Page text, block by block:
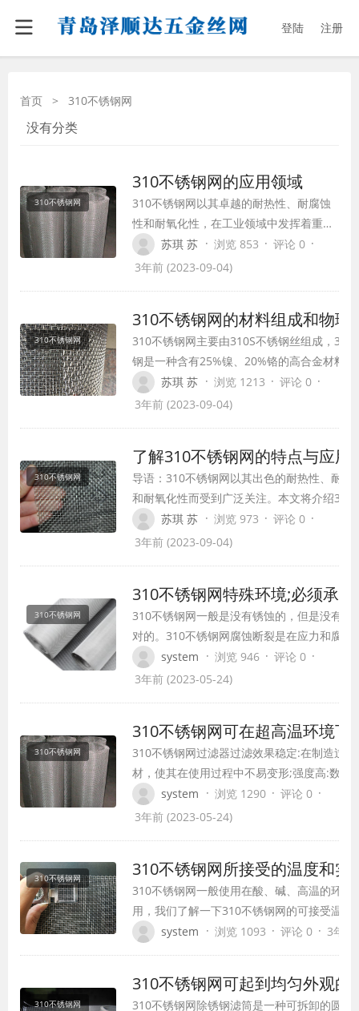
登陆 注册
首页 > 310不锈钢网
没有分类
310不锈钢网
310不锈钢网的应用领域
310不锈钢网以其卓越的耐热性、耐腐蚀
性和耐氧化性，在工业领域中发挥着重要
的作用。通过深入了解310不锈钢网的特
点、组成和应用领域，读者可以更好地利
方案。
苏琪 苏 · 浏览 853 · 评论 0 ·
3年前 (2023-09-04)
310不锈钢网
310不锈钢网的材料组成和物理
310不锈钢网主要由310S不锈钢丝组成，
钢是一种含有25%镍、20%铬的高合金材料
锈钢材料具有以下物理性质：
苏琪 苏 · 浏览 1213 · 评论 0 ·
3年前 (2023-09-04)
310不锈钢网
了解310不锈钢网的特点与应用
导语：310不锈钢网以其出色的耐热性、耐腐
和耐氧化性而受到广泛关注。本文将介绍310
钢网的特点、材料组成、物理性质以及在工
中的应用，帮助读者更好地理解和运用这种
苏琪 苏 · 浏览 973 · 评论 0 ·
3年前 (2023-09-04)
310不锈钢网
310不锈钢网特殊环境;必须承
310不锈钢网一般是没有锈蚀的，但是没有什
对的。310不锈钢网腐蚀断裂是在应力和腐蚀
作用下同时发生的腐蚀断裂，一般来说，310
网在腐蚀环境下，受到外部应力的作用，会
腐蚀损害非常小,…
system · 浏览 946 · 评论 0 ·
3年前 (2023-05-24)
310不锈钢网
310不锈钢网可在超高温环境下
310不锈钢网过滤器过滤效果稳定:在制造过
材，使其在使用过程中不易变形;强度高:数据
耐压性，可以接受较大的工作强度;单层过滤
洗简单的特点，特别适用于防冲刷。 310不
system · 浏览 1290 · 评论 0 ·
3年前 (2023-05-24)
310不锈钢网 310不锈钢网所接受的温度和
310不锈钢网一般使用在酸、碱、高温的环
用，我们了解一下310不锈钢网的可接受温
材料分为SUS302、SUS304、SUS316、
system · 浏览 1093 · 评论 0 · 3年
310不锈钢网
310不锈钢网可起到均匀外观的
310不锈钢网除锈钢滤筒是一种可拆卸的圆柱